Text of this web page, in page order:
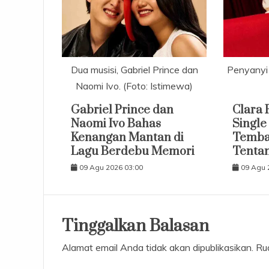
Dua musisi, Gabriel Prince dan
Naomi Ivo. (Foto: Istimewa)
Gabriel Prince dan
Naomi Ivo Bahas
Kenangan Mantan di
Lagu Berdebu Memori
09 Agu 2026 03:00
Penyanyi
Clara
Single
09 Agu
Tinggalkan Balasan
Alamat email Anda tidak akan dipublikasikan.